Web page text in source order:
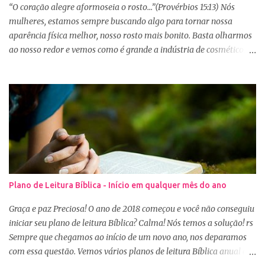
“O coração alegre aformoseia o rosto...”(Provérbios 15:13) Nós
mulheres, estamos sempre buscando algo para tornar nossa
aparência física melhor, nosso rosto mais bonito. Basta olharmos
ao nosso redor e vemos como é grande a indústria de cosméticos e
se maquiar e testam produtos. Não é errado gostar de se cuidar e
buscar conhecimento de como ficar mais bonita e atraente. Eu
também gosto de maquiagem e dicas de beleza, no entanto,
precisamos cuidar primeiramente da nossa beleza interior. A
verdade é que, muitas de nós buscamos de forma desenfreada
ficarmos mais bonitas por fora tentando nos afirmar, e mostrar
que temos algum valor, porque nossos corações estão cheios de
amargura e traumas causados por situações que vivenciamos. O
Sábio rei Salomão nós dá uma dica de beleza no livro de
Provérbios dizendo que o coração alegre aformoseia o rosto. A
alegr...
Plano de Leitura Bíblica - Início em qualquer mês do ano
Graça e paz Preciosa! O ano de 2018 começou e você não conseguiu
iniciar seu plano de leitura Bíblica? Calma! Nós temos a solução! rs
Sempre que chegamos ao início de um novo ano, nos deparamos
com essa questão. Vemos vários planos de leitura Bíblica anual e